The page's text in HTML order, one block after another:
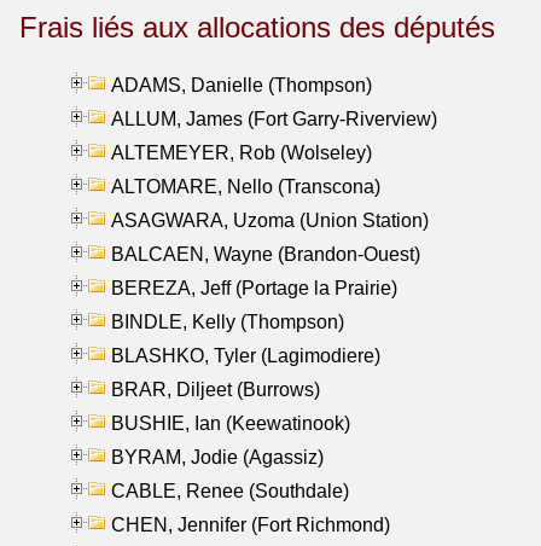
Frais liés aux allocations des députés
ADAMS, Danielle (Thompson)
ALLUM, James (Fort Garry-Riverview)
ALTEMEYER, Rob (Wolseley)
ALTOMARE, Nello (Transcona)
ASAGWARA, Uzoma (Union Station)
BALCAEN, Wayne (Brandon-Ouest)
BEREZA, Jeff (Portage la Prairie)
BINDLE, Kelly (Thompson)
BLASHKO, Tyler (Lagimodiere)
BRAR, Diljeet (Burrows)
BUSHIE, Ian (Keewatinook)
BYRAM, Jodie (Agassiz)
CABLE, Renee (Southdale)
CHEN, Jennifer (Fort Richmond)